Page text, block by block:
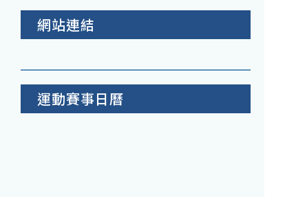
網站連結
運動賽事日曆